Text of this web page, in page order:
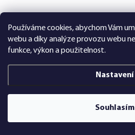
Používáme cookies, abychom Vám
webu a díky analýze provozu webu
funkce, výkon a použitelnost.
Nastavení
Souhlasím